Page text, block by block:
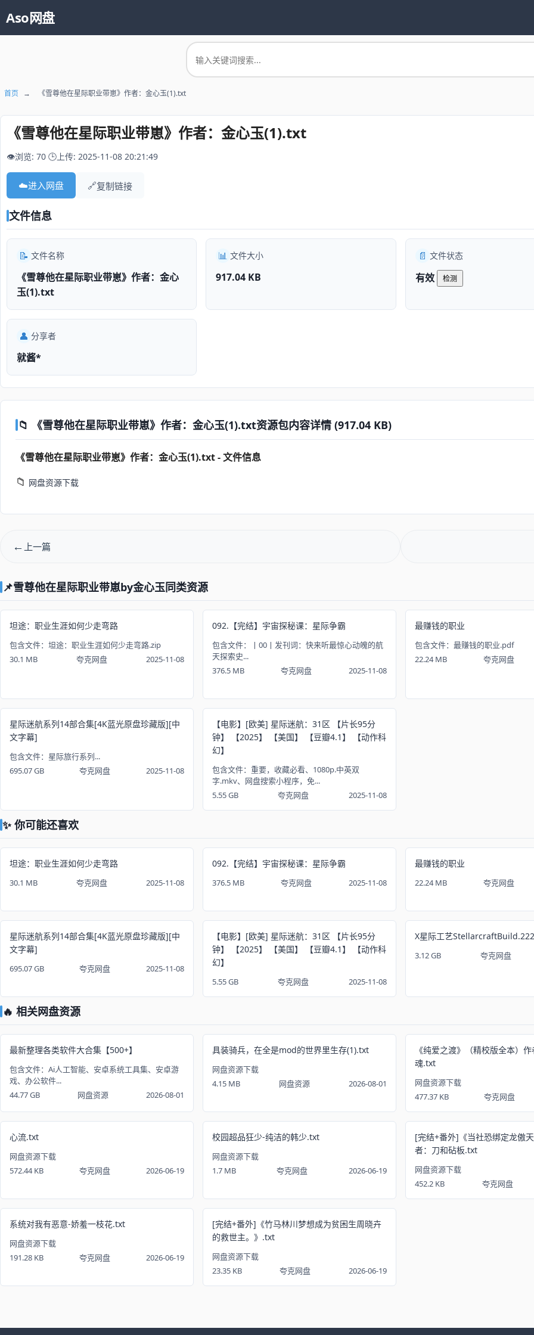
Aso网盘
首页 → 《雪尊他在星际职业带崽》作者：金心玉(1).txt
《雪尊他在星际职业带崽》作者：金心玉(1).txt
👁️浏览: 70 🕒上传: 2025-11-08 20:21:49
☁️进入网盘 🔗复制链接
文件信息
📝 文件名称
《雪尊他在星际职业带崽》作者：金心
玉(1).txt
📊 文件大小
917.04 KB
📄 文件状态
有效 检测
👤 分享者
就酱*
📁 《雪尊他在星际职业带崽》作者：金心玉(1).txt资源包内容详情 (917.04 KB)
《雪尊他在星际职业带崽》作者：金心玉(1).txt - 文件信息
📁 网盘资源下载
上一篇
📌雪尊他在星际职业带崽by金心玉同类资源
坦途：职业生涯如何少走弯路
包含文件：坦途：职业生涯如何少走弯路.zip
30.1 MB
夸克网盘 2025-11-08
092.【完结】宇宙探秘课：星际争霸
包含文件：丨00丨发刊词：快来听最惊心动魄的航
天探索史...
376.5 MB
夸克网盘 2025-11-08
最赚钱的职业
包含文件：最赚钱的职业.pdf
22.24 MB
夸克网盘
星际迷航系列14部合集[4K蓝光原盘珍藏版][中
文字幕]
包含文件：星际旅行系列...
695.07 GB
夸克网盘 2025-11-08
【电影】[欧美] 星际迷航：31区 【片长95分
钟】 【2025】 【美国】 【豆瓣4.1】 【动作科
幻】
包含文件：重要，收藏必看、1080p.中英双
字.mkv、网盘搜索小程序，免...
5.55 GB
夸克网盘 2025-11-08
✨ 你可能还喜欢
坦途：职业生涯如何少走弯路
30.1 MB 夸克网盘 2025-11-08
092.【完结】宇宙探秘课：星际争霸
376.5 MB 夸克网盘 2025-11-08
最赚钱的职业
22.24 MB 夸克网盘
星际迷航系列14部合集[4K蓝光原盘珍藏版][中
文字幕]
695.07 GB 夸克网盘 2025-11-08
【电影】[欧美] 星际迷航：31区 【片长95分
钟】 【2025】 【美国】 【豆瓣4.1】 【动作科
幻】
5.55 GB 夸克网盘 2025-11-08
X星际工艺
3.12 GB 夸克网盘
🔥 相关网盘资源
最新整理各类软件大合集【500+】
包含文件：Ai人工智能、安卓系统工具集、安卓游
戏、办公软件...
44.77 GB
网盘资源 2026-08-01
具装骑兵，在全是mod的世界里生存(1).txt
网盘资源下载
4.15 MB
网盘资源 2026-08-01
《纯爱之渡》（精校版全本）
魂.txt
网盘资源下载
477.37 KB
夸克网盘
心流.txt
网盘资源下载
572.44 KB
夸克网盘 2026-06-19
校园超品狂少-纯洁的韩少.txt
网盘资源下载
1.7 MB
夸克网盘 2026-06-19
[完结+番外]《当社恐绑定龙傲
者：刀和砧板.txt
网盘资源下载
452.2 KB
夸克网盘
系统对我有恶意-娇羞一枝花.txt
网盘资源下载
191.28 KB
夸克网盘 2026-06-19
[完结+番外]《竹马林川梦想成为贫困生周晓卉
的救世主。》.txt
网盘资源下载
23.35 KB
夸克网盘 2026-06-19